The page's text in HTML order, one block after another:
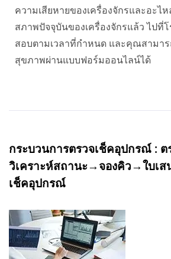
ความเสียหายของเครื่องจักรและอะไ
สภาพปัจจุบันของเครื่องจักรแล้ว ไปที่โ
สอบตามเวลาที่กำหนด และคุณสามา
สุขภาพผ่านแบบฟอร์มออนไลน์ได้
กระบวนการตรวจเช็คอุปกรณ์ : ต
วิเคราะห์สถานะ→จองคิว→ใบเ
เช็คอุปกรณ์